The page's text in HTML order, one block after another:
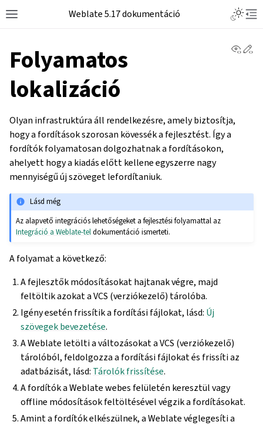
Weblate 5.17 dokumentáció
Folyamatos
lokalizáció
Olyan infrastruktúra áll rendelkezésre, amely biztosítja,
hogy a fordítások szorosan kövessék a fejlesztést. Így a
fordítók folyamatosan dolgozhatnak a fordításokon,
ahelyett hogy a kiadás előtt kellene egyszerre nagy
mennyiségű új szöveget lefordítaniuk.
Lásd még
Az alapvető integrációs lehetőségeket a fejlesztési folyamattal az
Integráció a Weblate-teldokumentáció ismerteti.
A folyamat a következő:
A fejlesztők módosításokat hajtanak végre, majd
feltöltik azokat a VCS (verziókezelő) tárolóba.
Igény esetén frissítik a fordítási fájlokat, lásd: Új
szövegek bevezetése.
A Weblate letölti a változásokat a VCS (verziókezelő)
tárolóból, feldolgozza a fordítási fájlokat és frissíti az
adatbázisát, lásd: Tárolók frissítése.
A fordítók a Weblate webes felületén keresztül vagy
offline módosítások feltöltésével végzik a fordításokat.
Amint a fordítók elkészülnek, a Weblate véglegesíti a